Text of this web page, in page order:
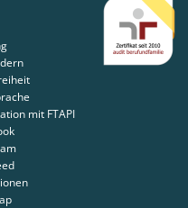
mit FTAPI